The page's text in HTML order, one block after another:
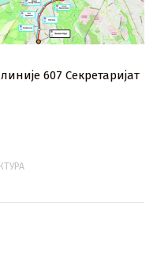
607 Секретаријат